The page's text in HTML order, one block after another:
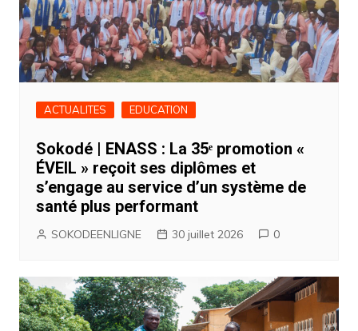
ACTUALITES EDUCATION
Sokodé | ENASS : La 35ᵉ promotion «
ÉVEIL » reçoit ses diplômes et
s’engage au service d’un système de
santé plus performant
SOKODEENLIGNE 30 juillet 2026 0